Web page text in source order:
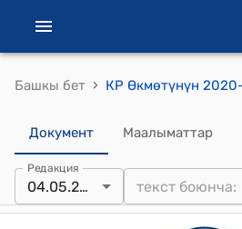
Башкы бет ›
Документ Маалыматтар
Редакция
04.05.2020